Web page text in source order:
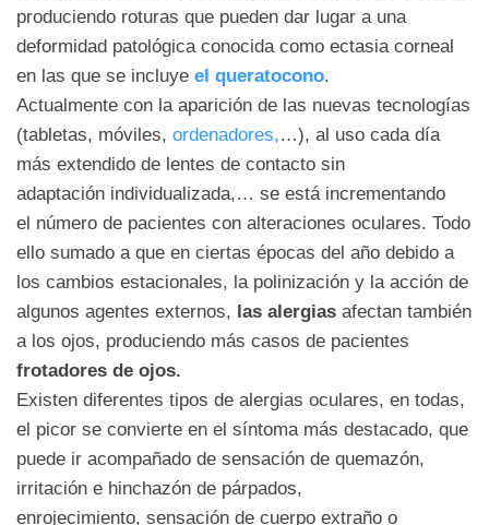
produciendo roturas que pueden dar lugar a una
deformidad patológica conocida como ectasia corneal
en las que se incluye el queratocono.
Actualmente con la aparición de las nuevas tecnologías
(tabletas, móviles, ordenadores,…), al uso cada día
más extendido de lentes de contacto sin
adaptación individualizada,… se está incrementando
el número de pacientes con alteraciones oculares. Todo
ello sumado a que en ciertas épocas del año debido a
los cambios estacionales, la polinización y la acción de
algunos agentes externos, las alergias afectan también
a los ojos, produciendo más casos de pacientes
frotadores de ojos.
Existen diferentes tipos de alergias oculares, en todas,
el picor se convierte en el síntoma más destacado, que
puede ir acompañado de sensación de quemazón,
irritación e hinchazón de párpados,
enrojecimiento, sensación de cuerpo extraño o